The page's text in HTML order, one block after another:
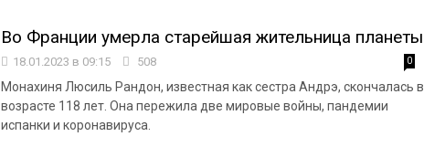
Во Франции умерла старейшая жительница планеты
18.01.2023 в 09:15 508 0
Монахиня Люсиль Рандон, известная как сестра Андрэ, скончалась в
возрасте 118 лет. Она пережила две мировые войны, пандемии
испанки и коронавируса.